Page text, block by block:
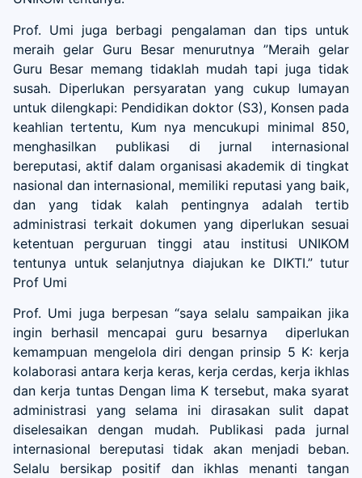
Prof. Umi juga berbagi pengalaman dan tips untuk
meraih gelar Guru Besar menurutnya ”Meraih gelar
Guru Besar memang tidaklah mudah tapi juga tidak
susah. Diperlukan persyaratan yang cukup lumayan
untuk dilengkapi: Pendidikan doktor (S3), Konsen pada
keahlian tertentu, Kum nya mencukupi minimal 850,
menghasilkan publikasi di jurnal internasional
bereputasi, aktif dalam organisasi akademik di tingkat
nasional dan internasional, memiliki reputasi yang baik,
dan yang tidak kalah pentingnya adalah tertib
administrasi terkait dokumen yang diperlukan sesuai
ketentuan perguruan tinggi atau institusi UNIKOM
tentunya untuk selanjutnya diajukan ke DIKTI.” tutur
Prof Umi
Prof. Umi juga berpesan “saya selalu sampaikan jika
ingin berhasil mencapai guru besarnya diperlukan
kemampuan mengelola diri dengan prinsip 5 K: kerja
kolaborasi antara kerja keras, kerja cerdas, kerja ikhlas
dan kerja tuntas Dengan lima K tersebut, maka syarat
administrasi yang selama ini dirasakan sulit dapat
diselesaikan dengan mudah. Publikasi pada jurnal
internasional bereputasi tidak akan menjadi beban.
Selalu bersikap positif dan ikhlas menanti tangan